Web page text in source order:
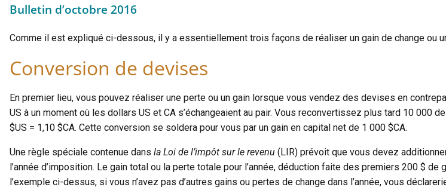
Bulletin d’octobre 2016
Comme il est expliqué ci-dessous, il y a essentiellement trois façons de réaliser un gain de change ou
Conversion de devises
En premier lieu, vous pouvez réaliser une perte ou un gain lorsque vous vendez des devises en
US à un moment où les dollars US et CA s’échangeaient au pair. Vous reconvertissez plus tard 10 000
$US = 1,10 $CA. Cette conversion se soldera pour vous par un gain en capital net de 1 000 $CA.
Une règle spéciale contenue dans la Loi de l’impôt sur le revenu (LIR) prévoit que vous devez
l’année d’imposition. Le gain total ou la perte totale pour l’année, déduction faite des premiers 200 $
l’exemple ci-dessus, si vous n’avez pas d’autres gains ou pertes de change dans l’année, vous